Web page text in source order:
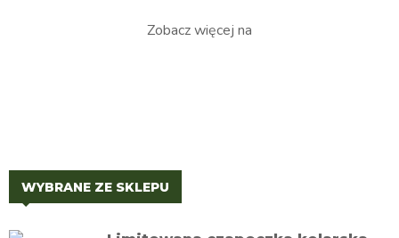
Zobacz więcej na
WYBRANE ZE SKLEPU